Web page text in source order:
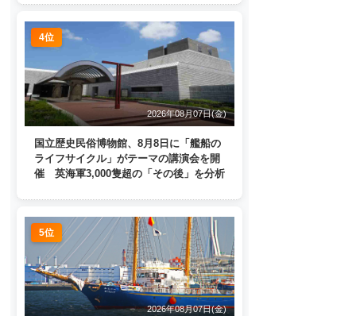
4位
2026年08月07日(金)
国立歴史民俗博物館、8月8日に「艦船の
ライフサイクル」がテーマの講演会を開
催 英海軍3,000隻超の「その後」を分析
5位
2026年08月07日(金)